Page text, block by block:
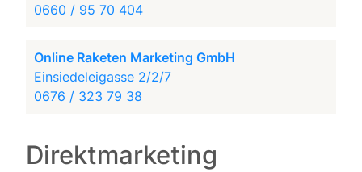
0660 / 95 70 404
Online Raketen Marketing GmbH
Einsiedeleigasse 2/2/7
0676 / 323 79 38
Direktmarketing